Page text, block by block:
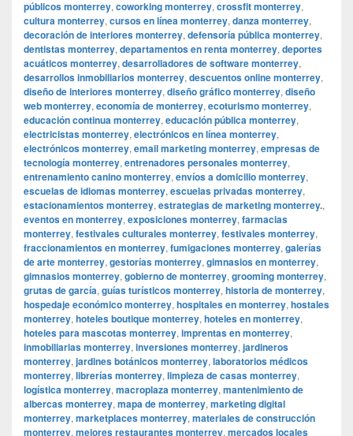
públicos monterrey, coworking monterrey, crossfit monterrey,
cultura monterrey, cursos en línea monterrey, danza monterrey,
decoración de interiores monterrey, defensoría pública monterrey,
dentistas monterrey, departamentos en renta monterrey, deportes
acuáticos monterrey, desarrolladores de software monterrey,
desarrollos inmobiliarios monterrey, descuentos online monterrey,
diseño de interiores monterrey, diseño gráfico monterrey, diseño
web monterrey, economía de monterrey, ecoturismo monterrey,
educación continua monterrey, educación pública monterrey,
electricistas monterrey, electrónicos en línea monterrey,
electrónicos monterrey, email marketing monterrey, empresas de
tecnología monterrey, entrenadores personales monterrey,
entrenamiento canino monterrey, envíos a domicilio monterrey,
escuelas de idiomas monterrey, escuelas privadas monterrey,
estacionamientos monterrey, estrategias de marketing monterrey.,
eventos en monterrey, exposiciones monterrey, farmacias
monterrey, festivales culturales monterrey, festivales monterrey,
fraccionamientos en monterrey, fumigaciones monterrey, galerías
de arte monterrey, gestorías monterrey, gimnasios en monterrey,
gimnasios monterrey, gobierno de monterrey, grooming monterrey,
grutas de garcía, guías turísticos monterrey, historia de monterrey,
hospedaje económico monterrey, hospitales en monterrey, hostales
monterrey, hoteles boutique monterrey, hoteles en monterrey,
hoteles para mascotas monterrey, imprentas en monterrey,
inmobiliarias monterrey, inversiones monterrey, jardineros
monterrey, jardines botánicos monterrey, laboratorios médicos
monterrey, librerías monterrey, limpieza de casas monterrey,
logística monterrey, macroplaza monterrey, mantenimiento de
albercas monterrey, mapa de monterrey, marketing digital
monterrey, marketplaces monterrey, materiales de construcción
monterrey, mejores restaurantes monterrey, mercados locales